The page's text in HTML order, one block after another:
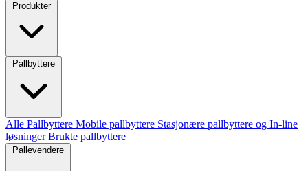
Produkter
Pallbyttere
Alle Pallbyttere Mobile pallbyttere Stasjonære pallbyttere og In-line
løsningerBrukte pallbyttere
Pallevendere